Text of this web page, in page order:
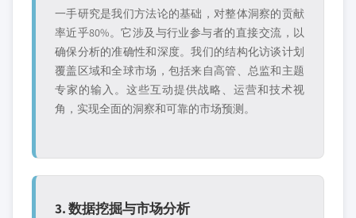
一手研究是我们方法论的基础，对整体洞察的贡献
率近乎80%。它涉及与行业参与者的直接交流，以
确保分析的准确性和深度。我们的结构化访谈计划
覆盖区域和全球市场，包括来自高管、总监和主题
专家的输入。这些互动提供战略、运营和技术视
角，实现全面的洞察和可靠的市场预测。
3. 数据挖掘与市场分析